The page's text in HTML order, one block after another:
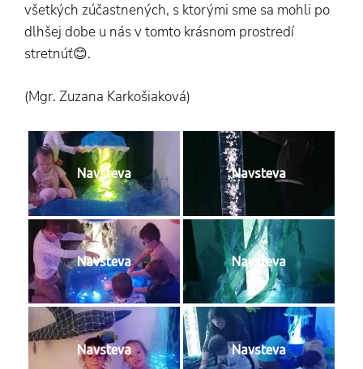
všetkých zúčastnených, s ktorými sme sa mohli po
dlhšej dobe u nás v tomto krásnom prostredí
stretnúť😊.
(Mgr. Zuzana Karkošiaková)
Navsteva Navsteva
Navsteva Navsteva
Navsteva Navsteva